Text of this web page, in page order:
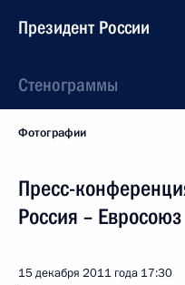
Президент России
Стенограммы
Фотографии
Пресс-
Россия – Евросоюз
15 декабря 2011 года 17:30